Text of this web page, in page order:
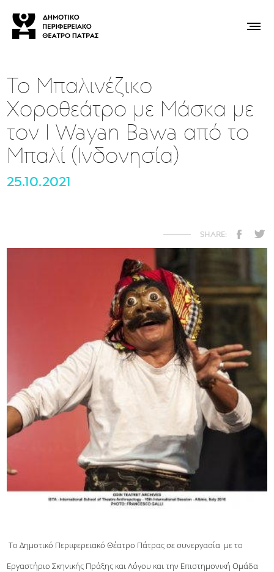
To Μπαλινέζικο
Χοροθεάτρο με Μάσκα με
τον I Wayan Bawa από το
Μπαλί (Ινδονησία)
25.10.2021
Το Δημοτικό Περιφερειακό Θέατρο Πάτρας σε συνεργασία με το
Εργαστήριο Σκηνικής Πράξης και Λόγου και την Επιστημονική Ομάδα